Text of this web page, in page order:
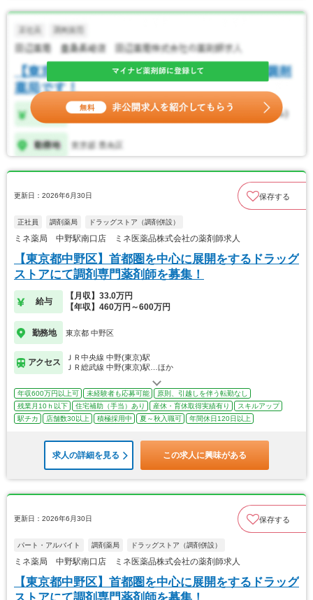
更新日：2026年6月30日 保存する
正社員 調剤薬局 ドラッグストア（調剤併設）
ミネ薬局 中野駅南口店 ミネ医薬品株式会社の薬剤師求人
【東京都中野区】首都圏を中心に展開をするドラッグ
ストアにて調剤専門薬剤師を募集！
給与
【月収】33.0万円
【年収】460万円～600万円
勤務地 東京都 中野区
アクセス
ＪＲ中央線 中野(東京)駅
ＪＲ総武線 中野(東京)駅…ほか
年収600万円以上可 未経験者も応募可能
原則、引越しを伴う転勤なし
残業月10ｈ以下
住宅補助（手当）あり 産休・育休取得実績有り
スキルアップ
駅チカ
店舗数30以上 積極採用中 夏～秋入職可 年間休日120日以上
求人の詳細を見る この求人に興味がある
更新日：2026年6月30日 保存する
パート・アルバイト 調剤薬局 ドラッグストア（調剤併設）
ミネ薬局 中野駅南口店 ミネ医薬品株式会社の薬剤師求人
【東京都中野区】首都圏を中心に展開をするドラッグ